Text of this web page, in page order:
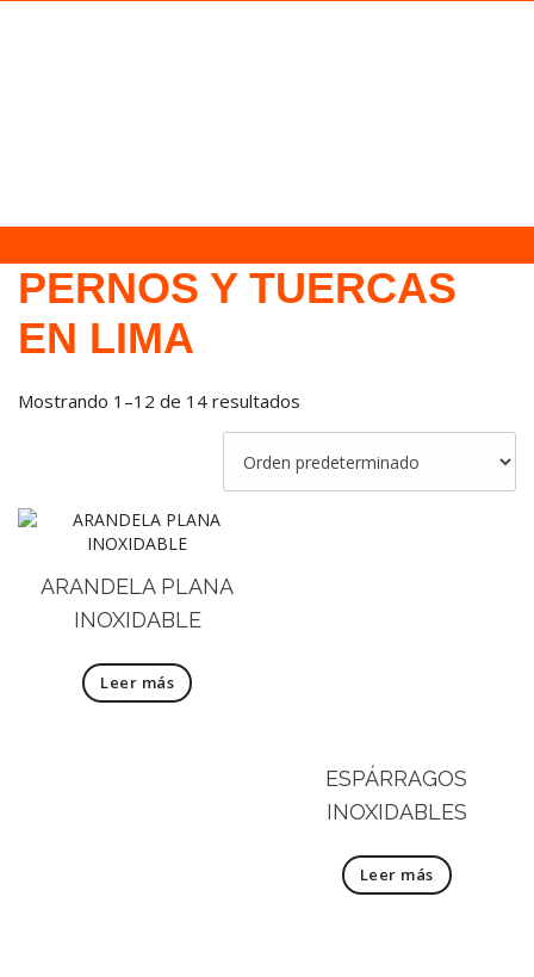
PERNOS Y TUERCAS
EN LIMA
Mostrando 1–12 de 14 resultados
ARANDELA PLANA
INOXIDABLE
Leer más
ESPÁRRAGOS
INOXIDABLES
Leer más